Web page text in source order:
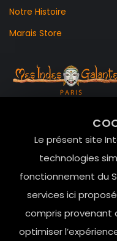
Le présent site
technologies
fonctionnement du
services ici
compris provenant
optimiser
Notre Histoire
Marais Store
Le Marais, 75004
01.42.72.42.51